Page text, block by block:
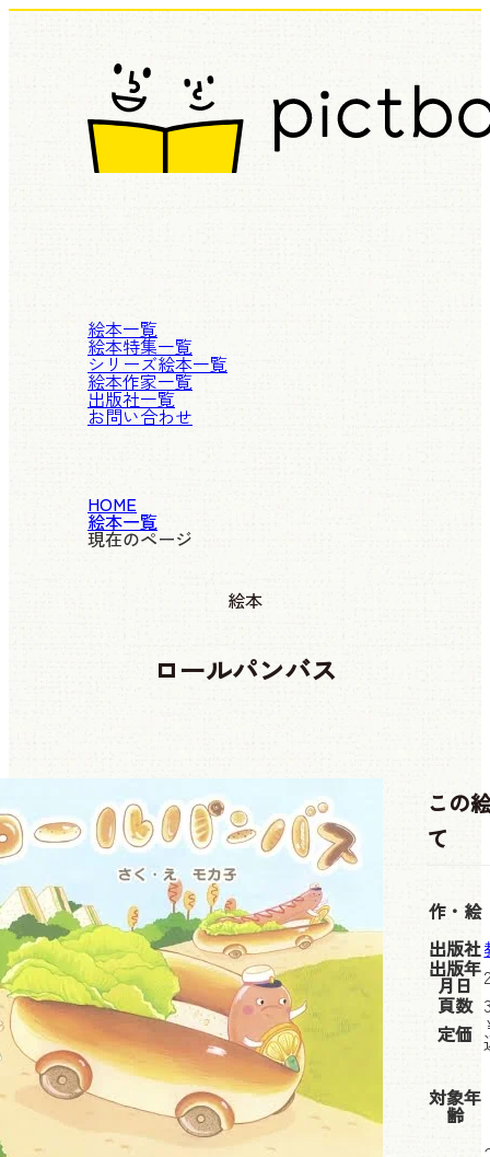
絵本一覧
絵本特集一覧
シリーズ絵本一覧
絵本作家一覧
出版社一覧
お問い合わせ
HOME
絵本一覧
現在のページ
絵本
ロールパンバス
この
て
作・絵
出版社
出版年
月日
頁数
定価
対象年
齢